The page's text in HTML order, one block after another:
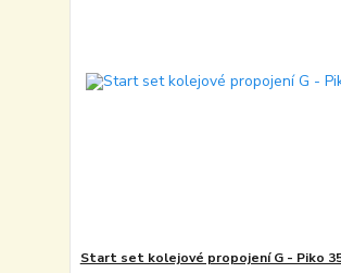
Start set kolejové propojení G - Piko